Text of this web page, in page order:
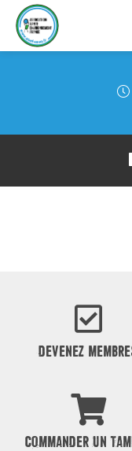
DEVENEZ
COMMANDER UN